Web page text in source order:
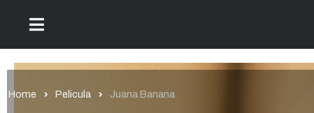
Home Pelicula Juana Banana